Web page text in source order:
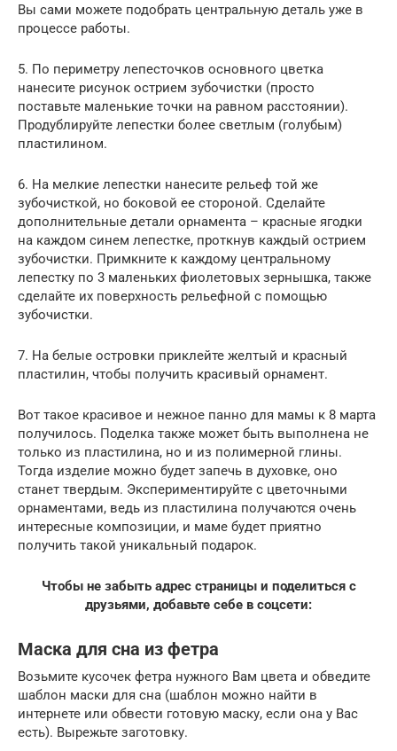
Вы сами можете подобрать центральную деталь уже в
процессе работы.
5. По периметру лепесточков основного цветка
нанесите рисунок острием зубочистки (просто
поставьте маленькие точки на равном расстоянии).
Продублируйте лепестки более светлым (голубым)
пластилином.
6. На мелкие лепестки нанесите рельеф той же
зубочисткой, но боковой ее стороной. Сделайте
дополнительные детали орнамента – красные ягодки
на каждом синем лепестке, проткнув каждый острием
зубочистки. Примкните к каждому центральному
лепестку по 3 маленьких фиолетовых зернышка, также
сделайте их поверхность рельефной с помощью
зубочистки.
7. На белые островки приклейте желтый и красный
пластилин, чтобы получить красивый орнамент.
Вот такое красивое и нежное панно для мамы к 8 марта
получилось. Поделка также может быть выполнена не
только из пластилина, но и из полимерной глины.
Тогда изделие можно будет запечь в духовке, оно
станет твердым. Экспериментируйте с цветочными
орнаментами, ведь из пластилина получаются очень
интересные композиции, и маме будет приятно
получить такой уникальный подарок.
Чтобы не забыть адрес страницы и поделиться с
друзьями, добавьте себе в соцсети:
Маска для сна из фетра
Возьмите кусочек фетра нужного Вам цвета и обведите
шаблон маски для сна (шаблон можно найти в
интернете или обвести готовую маску, если она у Вас
есть). Вырежьте заготовку.